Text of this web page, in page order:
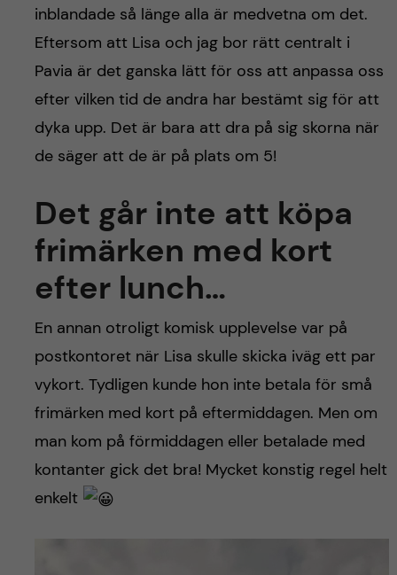
inblandade så länge alla är medvetna om det.
Eftersom att Lisa och jag bor rätt centralt i
Pavia är det ganska lätt för oss att anpassa oss
efter vilken tid de andra har bestämt sig för att
dyka upp. Det är bara att dra på sig skorna när
de säger att de är på plats om 5!
Det går inte att köpa
frimärken med kort
efter lunch…
En annan otroligt komisk upplevelse var på
postkontoret när Lisa skulle skicka iväg ett par
vykort. Tydligen kunde hon inte betala för små
frimärken med kort på eftermiddagen. Men om
man kom på förmiddagen eller betalade med
kontanter gick det bra! Mycket konstig regel helt
enkelt